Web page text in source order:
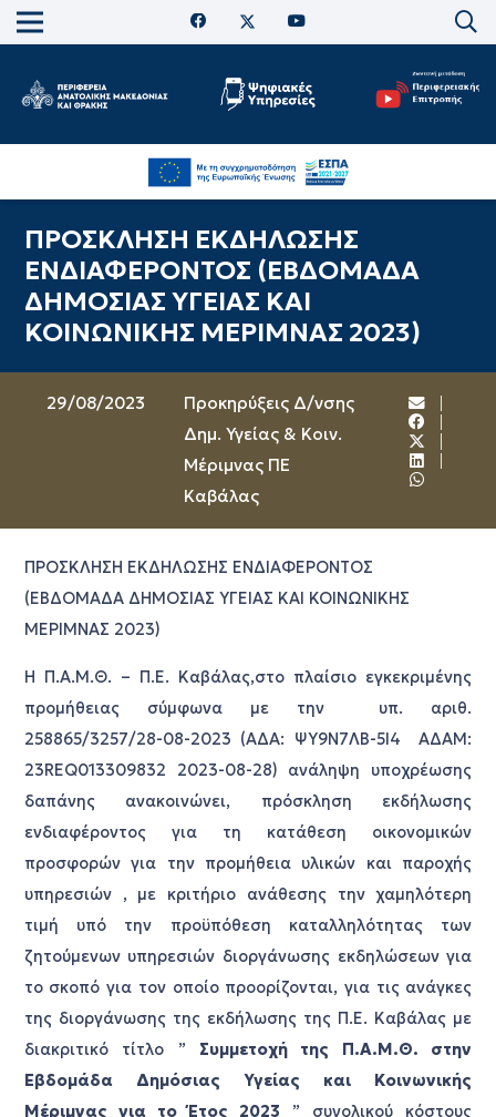
ΠΡΟΣΚΛΗΣΗ ΕΚΔΗΛΩΣΗΣ
ΕΝΔΙΑΦΕΡΟΝΤΟΣ (ΕΒΔΟΜΑΔΑ
ΔΗΜΟΣΙΑΣ ΥΓΕΙΑΣ ΚΑΙ
ΚΟΙΝΩΝΙΚΗΣ ΜΕΡΙΜΝΑΣ 2023)
29/08/2023
Προκηρύξεις Δ/νσης
Δημ. Υγείας & Κοιν.
Μέριμνας ΠΕ
Καβάλας
ΠΡΟΣΚΛΗΣΗ ΕΚΔΗΛΩΣΗΣ ΕΝΔΙΑΦΕΡΟΝΤΟΣ
(ΕΒΔΟΜΑΔΑ ΔΗΜΟΣΙΑΣ ΥΓΕΙΑΣ ΚΑΙ ΚΟΙΝΩΝΙΚΗΣ
ΜΕΡΙΜΝΑΣ 2023)
Η Π.Α.Μ.Θ. – Π.Ε. Καβάλας,στο πλαίσιο εγκεκριμένης
προμήθειας σύμφωνα με την υπ. αριθ.
258865/3257/28-08-2023 (ΑΔΑ: ΨΥ9Ν7ΛΒ-5Ι4 ΑΔΑΜ:
23REQ013309832 2023-08-28) ανάληψη υποχρέωσης
δαπάνης ανακοινώνει, πρόσκληση εκδήλωσης
ενδιαφέροντος για τη κατάθεση οικονομικών
προσφορών για την προμήθεια υλικών και παροχής
υπηρεσιών , με κριτήριο ανάθεσης την χαμηλότερη
τιμή υπό την προϋπόθεση καταλληλότητας των
ζητούμενων υπηρεσιών διοργάνωσης εκδηλώσεων για
το σκοπό για τον οποίο προορίζονται, για τις ανάγκες
της διοργάνωσης της εκδήλωσης της Π.Ε. Καβάλας με
διακριτικό τίτλο ” Συμμετοχή της Π.Α.Μ.Θ. στην
Εβδομάδα Δημόσιας Υγείας και Κοινωνικής
Μέριμνας για το Έτος 2023 ” συνολικού κόστους